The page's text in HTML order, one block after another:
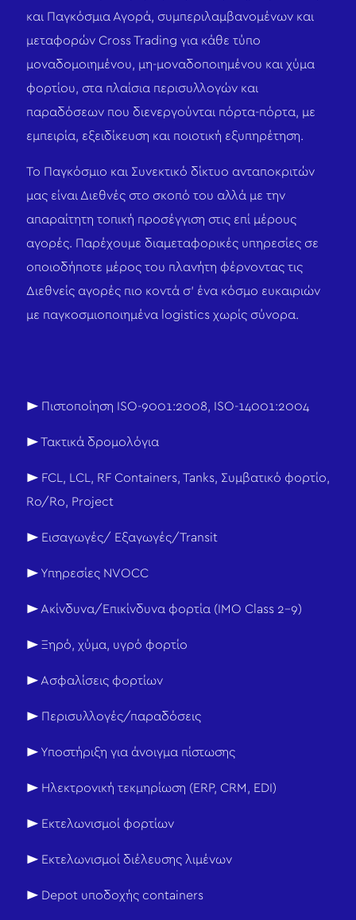
και Παγκόσμια Αγορά, συμπεριλαμβανομένων και
μεταφορών Cross Trading για κάθε τύπο
μοναδομοιημένου, μη-μοναδοποιημένου και χύμα
φορτίου, στα πλαίσια περισυλλογών και
παραδόσεων που διενεργούνται πόρτα-πόρτα, με
εμπειρία, εξειδίκευση και ποιοτική εξυπηρέτηση.
Το Παγκόσμιο και Συνεκτικό δίκτυο ανταποκριτών
μας είναι Διεθνές στο σκοπό του αλλά με την
απαραίτητη τοπική προσέγγιση στις επί μέρους
αγορές. Παρέχουμε διαμεταφορικές υπηρεσίες σε
οποιοδήποτε μέρος του πλανήτη φέρνοντας τις
Διεθνείς αγορές πιο κοντά σ’ ένα κόσμο ευκαιριών
με παγκοσμιοποιημένα logistics χωρίς σύνορα.
► Πιστοποίηση ISO-9001:2008, ISO-14001:2004
► Τακτικά δρομολόγια
► FCL, LCL, RF Containers, Tanks, Συμβατικό φορτίο,
Ro/Ro, Project
► Εισαγωγές/ Εξαγωγές/Transit
► Υπηρεσίες NVOCC
► Ακίνδυνα/Επικίνδυνα φορτία (IMO Class 2-9)
► Ξηρό, χύμα, υγρό φορτίο
► Ασφαλίσεις φορτίων
► Περισυλλογές/παραδόσεις
► Υποστήριξη για άνοιγμα πίστωσης
► Ηλεκτρονική τεκμηρίωση (ERP, CRM, EDI)
► Εκτελωνισμοί φορτίων
► Εκτελωνισμοί διέλευσης λιμένων
► Depot υποδοχής containers